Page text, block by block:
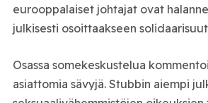
eurooppalaiset johtajat ovat
julkisesti osoittaakseen
Osassa somekeskustelua
asiattomia sävyjä. Stubbin aiempi